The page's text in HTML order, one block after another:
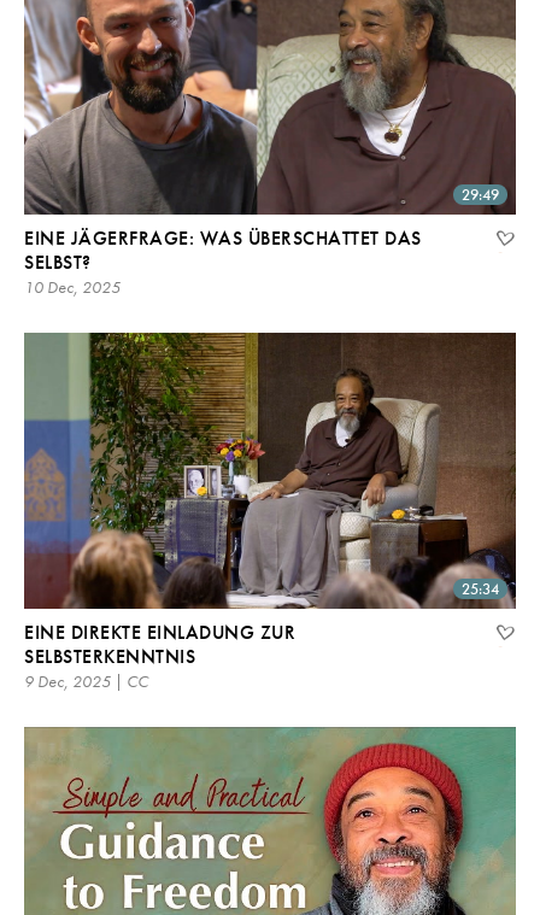
29:49
EINE JÄGERFRAGE: WAS ÜBERSCHATTET DAS
SELBST?
10 Dec, 2025
25:34
EINE DIREKTE EINLADUNG ZUR
SELBSTERKENNTNIS
9 Dec, 2025 | CC